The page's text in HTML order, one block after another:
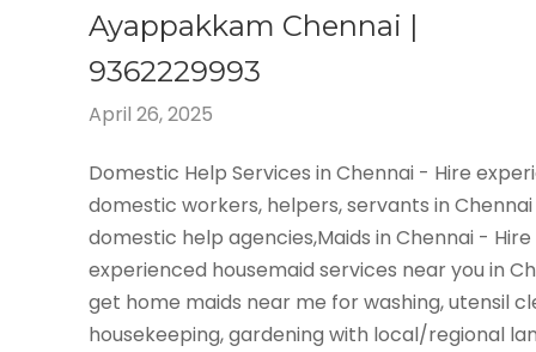
Ayappakkam Chennai |
9362229993
April 26, 2025
Domestic Help Services in Chennai - Hire
domestic workers, helpers, servants in
domestic help agencies,Maids in Chennai - Hire
experienced housemaid services near you in
get home maids near me for washing, utensil
housekeeping, gardening with local/regional